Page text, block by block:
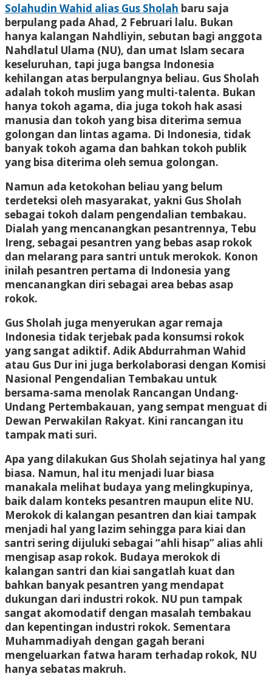
Solahudin Wahid alias Gus Sholah baru saja
berpulang pada Ahad, 2 Februari lalu. Bukan
hanya kalangan Nahdliyin, sebutan bagi anggota
Nahdlatul Ulama (NU), dan umat Islam secara
keseluruhan, tapi juga bangsa Indonesia
kehilangan atas berpulangnya beliau. Gus Sholah
adalah tokoh muslim yang multi-talenta. Bukan
hanya tokoh agama, dia juga tokoh hak asasi
manusia dan tokoh yang bisa diterima semua
golongan dan lintas agama. Di Indonesia, tidak
banyak tokoh agama dan bahkan tokoh publik
yang bisa diterima oleh semua golongan.
Namun ada ketokohan beliau yang belum
terdeteksi oleh masyarakat, yakni Gus Sholah
sebagai tokoh dalam pengendalian tembakau.
Dialah yang mencanangkan pesantrennya, Tebu
Ireng, sebagai pesantren yang bebas asap rokok
dan melarang para santri untuk merokok. Konon
inilah pesantren pertama di Indonesia yang
mencanangkan diri sebagai area bebas asap
rokok.
Gus Sholah juga menyerukan agar remaja
Indonesia tidak terjebak pada konsumsi rokok
yang sangat adiktif. Adik Abdurrahman Wahid
atau Gus Dur ini juga berkolaborasi dengan Komisi
Nasional Pengendalian Tembakau untuk
bersama-sama menolak Rancangan Undang-
Undang Pertembakauan, yang sempat menguat di
Dewan Perwakilan Rakyat. Kini rancangan itu
tampak mati suri.
Apa yang dilakukan Gus Sholah sejatinya hal yang
biasa. Namun, hal itu menjadi luar biasa
manakala melihat budaya yang melingkupinya,
baik dalam konteks pesantren maupun elite NU.
Merokok di kalangan pesantren dan kiai tampak
menjadi hal yang lazim sehingga para kiai dan
santri sering dijuluki sebagai “ahli hisap” alias ahli
mengisap asap rokok. Budaya merokok di
kalangan santri dan kiai sangatlah kuat dan
bahkan banyak pesantren yang mendapat
dukungan dari industri rokok. NU pun tampak
sangat akomodatif dengan masalah tembakau
dan kepentingan industri rokok. Sementara
Muhammadiyah dengan gagah berani
mengeluarkan fatwa haram terhadap rokok, NU
hanya sebatas makruh.